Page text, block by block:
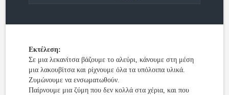
Εκτέλεση:
Σε μια λεκανίτσα βάζουμε το αλεύρι, κάνουμε στη μέση
μια λακουβίτσα και ρίχνουμε όλα τα υπόλοιπα υλικά.
Ζυμώνουμε να ενσωματωθούν.
Παίρνουμε μια ζύμη που δεν κολλά στα χέρια, και που